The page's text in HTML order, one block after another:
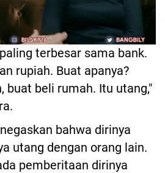
terbesar sama bank.
rupiah. Buat apanya?
buat beli rumah. Itu utang,"
bahwa dirinya
utang dengan orang lain.
pemberitaan dirinya